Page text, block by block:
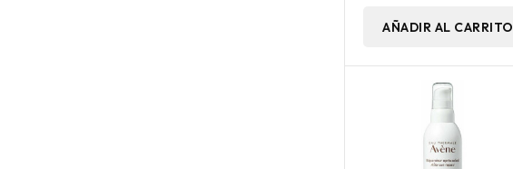
AÑADIR AL CARRITO